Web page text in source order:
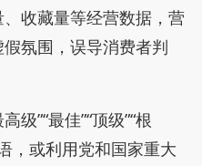
收藏量等经营数据，营
氛围，误导消费者判
级”“最佳”“顶级”“根
，或利用党和国家重大